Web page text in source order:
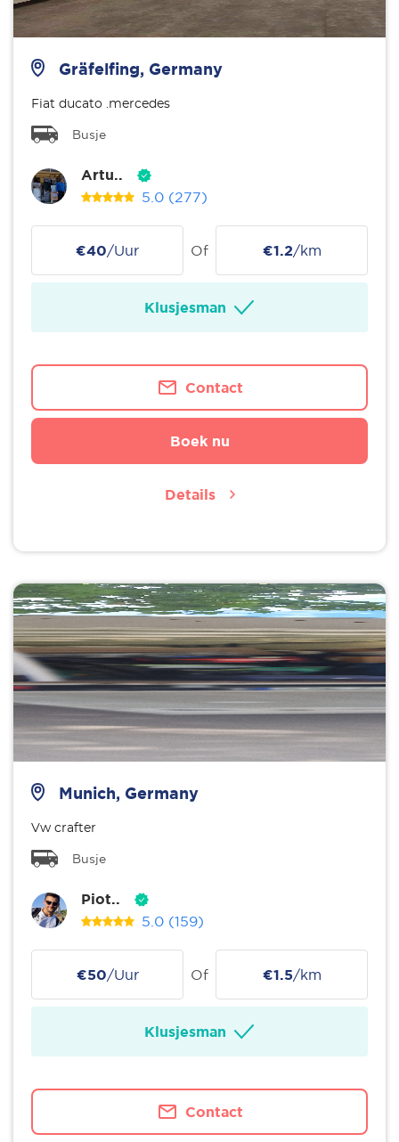
Gräfelfing, Germany
Fiat ducato .mercedes
Busje
Artu..
5.0 (277)
€40/Uur Of €1.2/km
Klusjesman
Contact
Boek nu
Details
Munich, Germany
Vw crafter
Busje
Piot..
5.0 (159)
€50/Uur Of €1.5/km
Klusjesman
Contact